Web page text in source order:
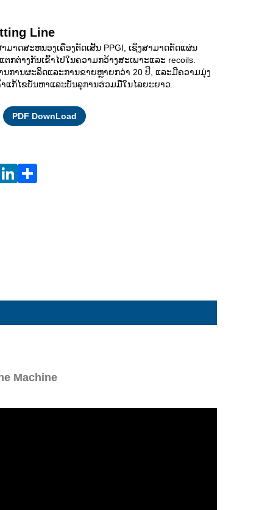
Line
ມາດສະຫນອງເຄື່ອງຕັດເສັ້ນ PPGI, ເຊິ່ງສາມາດຕັດແຜ່ນ
ກຕ່າງກັນເຂົ້າໄປໃນຄວາມກວ້າງສະເພາະແລະ recoils.
ານການຜະລິດແລະການຂາຍຫຼາຍກວ່າ 20 ປີ, ແລະມີຄວາມມຸ່ງ
ກ້ໄຂບັນຫາແລະບັນລຸການຮ່ວມມືໃນໄລຍະຍາວ.
PDF DownLoad
Machine